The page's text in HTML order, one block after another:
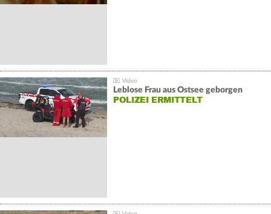
Leblose Frau aus Ostsee geborgen
POLIZEI ERMITTELT